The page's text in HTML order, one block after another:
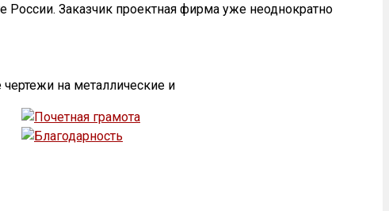
Заказчик проектная фирма уже неоднократно
на металлические и